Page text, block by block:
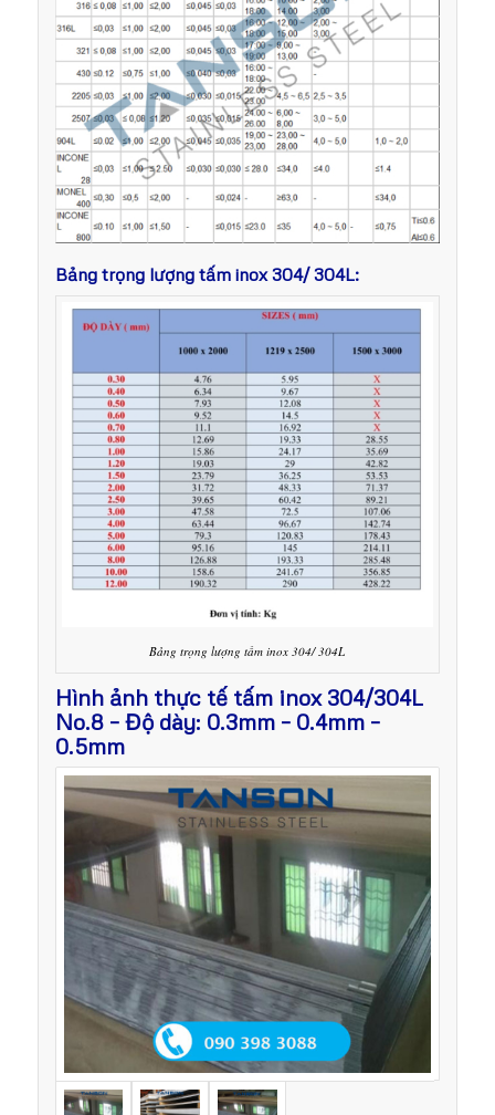
Bảng trọng lượng tấm inox 304/ 304L:
Bảng trọng lượng tấm inox 304/ 304L
Hình ảnh thực tế tấm inox 304/304L
No.8 – Độ dày: 0.3mm – 0.4mm –
0.5mm